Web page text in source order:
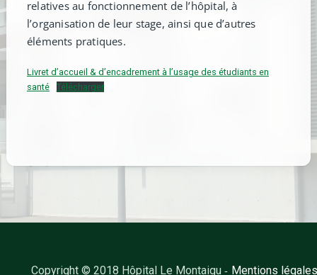
relatives au fonctionnement de l’hôpital, à
l’organisation de leur stage, ainsi que d’autres
éléments pratiques.
Livret d’accueil & d’encadrement à l’usage des étudiants en
santé
Télécharger
Copyright © 2018 Hôpital Le Montaigu- Mentions légales